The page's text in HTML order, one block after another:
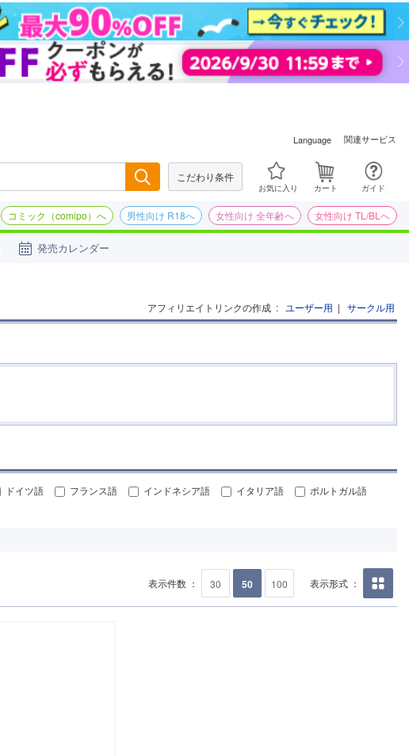
Language 関連サービス
こだわり条件
お気に入り カート ガイド
コミック（comipo）へ 男性向け R18へ 女性向け 全年齢へ 女性向け TL/BLへ
発売カレンダー
アフィリエイトリンクの作成 : ユーザー用 | サークル用
ドイツ語 フランス語 インドネシア語 イタリア語
ポルトガル語
表示形式 ：
画像の
30 50 100
表示件数 ：